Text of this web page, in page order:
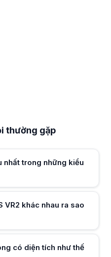
ra sao khi sử dụng thực tế?
như thế nào?
vừa đủ để xoay người và
nhắc dùng PS VR?
trí ngắn hay cần thời gian dài?
lẫn dài, nhưng nhiều người
khi sử dụng không?
hoặc tay cầm VR chuyên
thay phiên sử dụng trong gia đình
chỉ cần điều chỉnh dây đeo và
thường gặp
nhất trong những kiểu
VR2 khác nhau ra sao
có diện tích như thế